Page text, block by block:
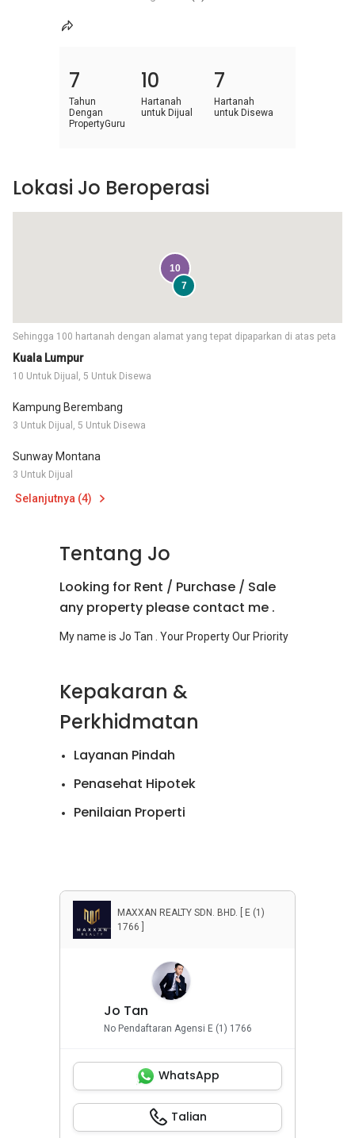
7
Tahun
Dengan
PropertyGuru
10
Hartanah
untuk Dijual
7
Hartanah
untuk Disewa
Kuala Lumpur
10 Untuk Dijual, 5 Untuk Disewa
Kampung Berembang
3 Untuk Dijual, 5 Untuk Disewa
Sunway Montana
3 Untuk Dijual
Selanjutnya (4)
Sehingga 100 hartanah dengan alamat yang tepat dipaparkan di atas peta
10
7
Lokasi Jo Beroperasi
Tentang Jo
Looking for Rent / Purchase / Sale
any property please contact me .
Kepakaran &
Perkhidmatan
Layanan Pindah
Penasehat Hipotek
Penilaian Properti
Penyewaan Apartemen
Penyewaan Rumah
MAXXAN REALTY SDN. BHD. [ E (1)
1766 ]
Jo Tan
No Pendaftaran Agensi E (1) 1766
WhatsApp
Talian